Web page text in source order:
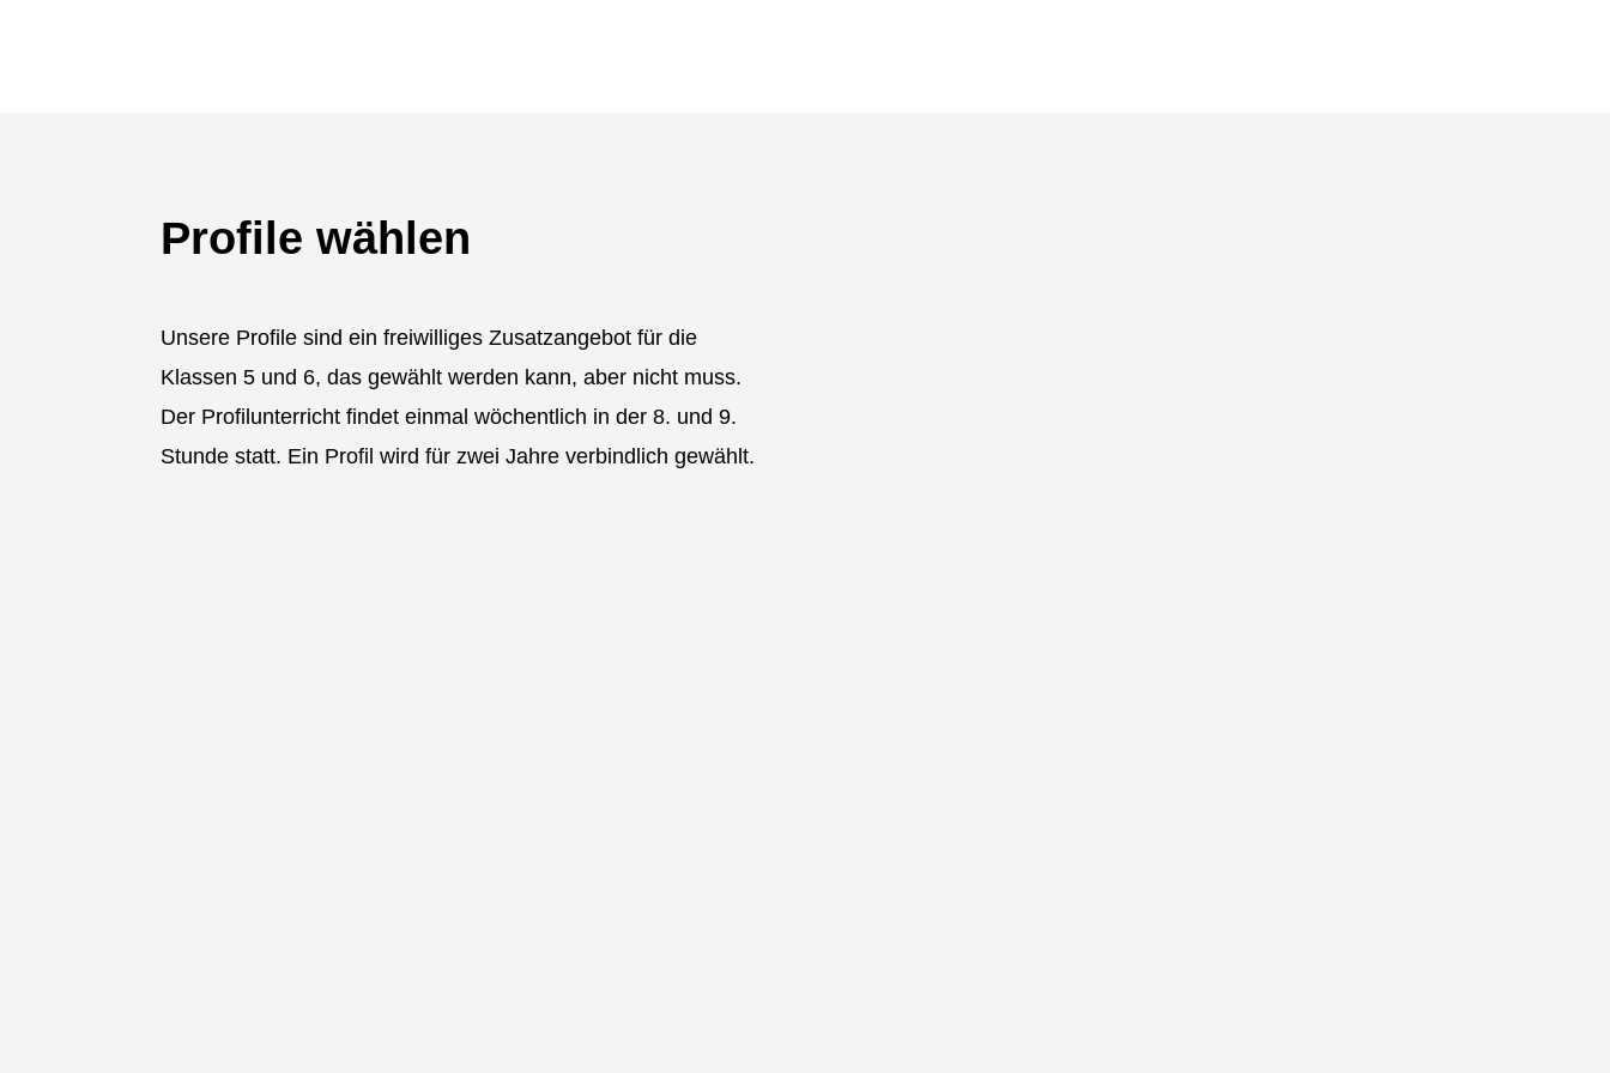
Profile wählen
Unsere Profile sind ein freiwilliges Zusatzangebot für die
Klassen 5 und 6, das gewählt werden kann, aber nicht muss.
Der Profilunterricht findet einmal wöchentlich in der 8. und 9.
Stunde statt. Ein Profil wird für zwei Jahre verbindlich gewählt.